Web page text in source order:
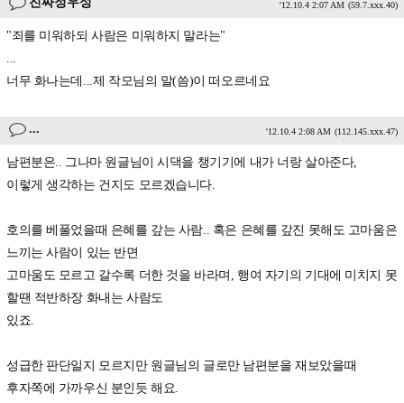
'12.10.4 2:07 AM (59.7.xxx.40)
"죄를 미워하되 사람은 미워하지 말라는"
...
너무 화나는데...제 작모님의 말(씀)이 떠오르네요
... '12.10.4 2:08 AM (112.145.xxx.47)
남편분은.. 그나마 원글님이 시댁을 챙기기에 내가 너랑 살아준다,
이렇게 생각하는 건지도 모르겠습니다.
호의를 베풀었을때 은혜를 갚는 사람.. 혹은 은혜를 갚진 못해도 고마움은
느끼는 사람이 있는 반면
고마움도 모르고 갈수록 더한 것을 바라며, 행여 자기의 기대에 미치지 못
할땐 적반하장 화내는 사람도
있죠.
성급한 판단일지 모르지만 원글님의 글로만 남편분을 재보았을때
후자쪽에 가까우신 분인듯 해요.